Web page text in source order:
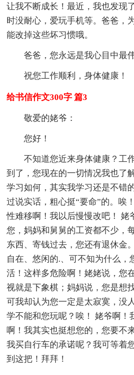
让我不断成长！最近，我也发现
时没耐心，爱玩手机等。爸爸，
能改掉这些坏习惯哦。
爸爸，您永远是我心目中最
祝您工作顺利，身体健康！
给书信作文300字 篇3
敬爱的姥爷：
您好！
不知道您近来身体健康？工
到了，您现在的一切情况我也了
学习如何，其实我学习还是不错
过说实话，粗心挺“要命”的。唉
性难移啊！我以后慢慢改吧！ 姥
您，妈妈和舅舅的工资都不少，
东西、寄钱过去，您还有退休金
自在、悠闲的.、可不知为什么，
活！这样多危险啊！姥姥说，您
视就是下象棋；妈妈说，您是想
可我却认为您一定是太寂寞，没
学不能和您玩呢？唉！ 姥爷啊！
啊！我其实也挺想您的，您要不
我买自行车的承诺呢？我可等着
到这把！拜拜！